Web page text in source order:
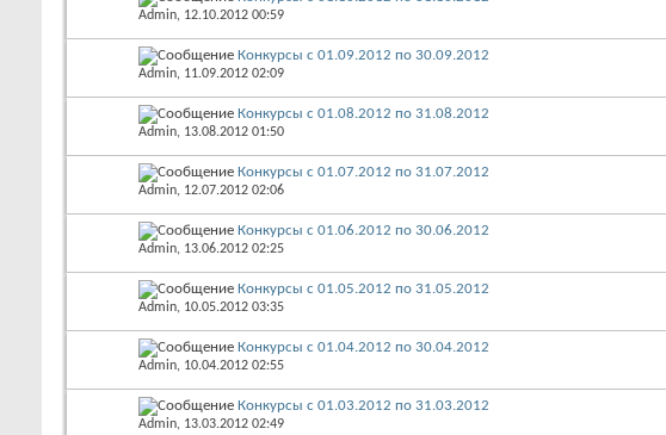
Admin, 12.10.2012 00:59
Конкурсы с 01.09.2012 по 30.09.2012
Admin, 11.09.2012 02:09
Конкурсы с 01.08.2012 по 31.08.2012
Admin, 13.08.2012 01:50
Конкурсы с 01.07.2012 по 31.07.2012
Admin, 12.07.2012 02:06
Конкурсы с 01.06.2012 по 30.06.2012
Admin, 13.06.2012 02:25
Конкурсы с 01.05.2012 по 31.05.2012
Admin, 10.05.2012 03:35
Конкурсы с 01.04.2012 по 30.04.2012
Admin, 10.04.2012 02:55
Конкурсы с 01.03.2012 по 31.03.2012
Admin, 13.03.2012 02:49